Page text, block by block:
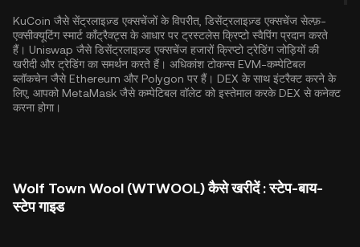
KuCoin जैसे सेंट्रलाइज़्ड एक्सचेंजों के विपरीत, डिसेंट्रलाइज़्ड एक्सचेंज सेल्फ़-
एक्सीक्यूटिंग स्मार्ट कॉंट्रैक्ट्स के आधार पर ट्रस्टलेस क्रिप्टो स्वैपिंग प्रदान करते
हैं। Uniswap जैसे डिसेंट्रलाइज़्ड एक्सचेंज हजारों क्रिप्टो ट्रेडिंग जोड़ियों की
खरीदी और ट्रेडिंग का समर्थन करते हैं। अधिकांश टोकन्स EVM-कम्पेटिबल
ब्लॉकचेन जैसेEthereum और Polygon पर हैं। DEX के साथ इंटरैक्ट करने के
लिए, आपको MetaMask जैसे कम्पेटिबल वॉलेट को इस्तेमाल करके DEX से कनेक्ट
करना होगा।
Wolf Town Wool (WTWOOL) कैसे खरीदें : स्टेप-बाय-
स्टेप गाइड